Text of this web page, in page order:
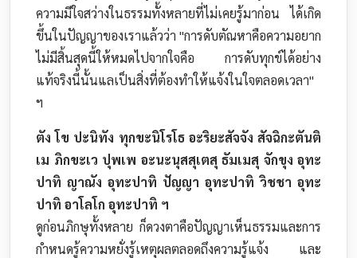
ความมีใจสว่างในธรรมทั้งหลายที่ไม่เคยรู้มาก่อน ได้เกิด
ขึ้นในปัญญาของเราแล้วว่า "การดับตัณหาคือความอยาก
ไม่มีสิ้นสุดนี้ให้หมดไปจากใจคือ การดับทุกข์ได้อย่าง
แท้จริงนี้นั้นแลเป็นสิ่งที่ต้องทำให้แจ้งในใจตลอดเวลา"
ฯ
ตัง โข ปะนิทัง ทุกขะนิโรโธ อะริยะสัจจัง สัจฉิกะตันติ
เม ภิกขะเว ปุพเพ อะนะนุสสุเตสุ ธัมเมสุ จักขุง อุทะ
ปาทิ ญาณัง อุทะปาทิ ปัญญา อุทะปาทิ วิชชา อุทะ
ปาทิ อาโลโก อุทะปาทิ ฯ
ดูก่อนภิกษุทั้งหลาย ก็ดวงตาคือปัญญาเห็นธรรมและการ
กำหนดรู้ความหยั่งรู้เหตุผลตลอดถึงความรู้แจ้ง และ